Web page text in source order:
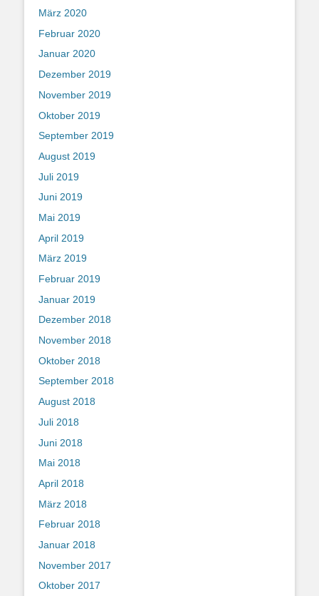
März 2020
Februar 2020
Januar 2020
Dezember 2019
November 2019
Oktober 2019
September 2019
August 2019
Juli 2019
Juni 2019
Mai 2019
April 2019
März 2019
Februar 2019
Januar 2019
Dezember 2018
November 2018
Oktober 2018
September 2018
August 2018
Juli 2018
Juni 2018
Mai 2018
April 2018
März 2018
Februar 2018
Januar 2018
November 2017
Oktober 2017